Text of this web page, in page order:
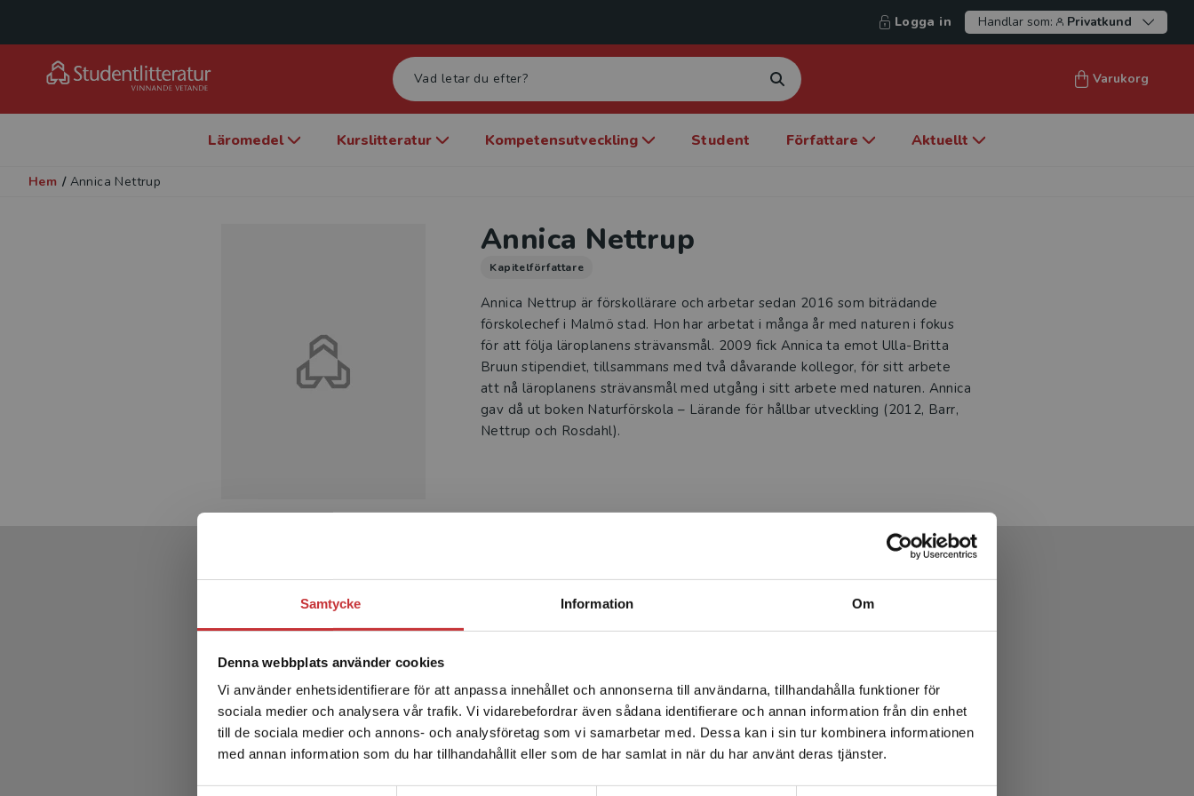
Samtycke Information Om
Denna webbplats använder cookies
Vi använder enhetsidentifierare för att anpassa innehållet och annonserna till användarna, tillhandahålla funktioner för
sociala medier och analysera vår trafik. Vi vidarebefordrar även sådana identifierare och annan information från din enhet
till de sociala medier och annons- och analysföretag som vi samarbetar med. Dessa kan i sin tur kombinera informationen
med annan information som du har tillhandahållit eller som de har samlat in när du har använt deras tjänster.
Begränsad fraktregion
Det verkar som att du besöker studentlitteratur.se via en
enhet utanför Sverige. Vi erbjuder inte leveranser utanför
Sverige. För att kunna slutföra ett köp måste
leveransadressen vara i Sverige.Läs mer
Logga in Handlar som: Privatkund
Varukorg
Läromedel Kurslitteratur Kompetensutveckling Student Författare Aktuellt
Hem / Annica Nettrup
Annica Nettrup
Kapitelförfattare
Annica Nettrup är förskollärare och arbetar sedan 2016 som biträdande
förskolechef i Malmö stad. Hon har arbetat i många år med naturen i fokus
för att följa läroplanens strävansmål. 2009 fick Annica ta emot Ulla-Britta
Bruun stipendiet, tillsammans med två dåvarande kollegor, för sitt arbete
att nå läroplanens strävansmål med utgång i sitt arbete med naturen. Annica
gav då ut boken Naturförskola – Lärande för hållbar utveckling (2012, Barr,
Nettrup och Rosdahl).
Produkter